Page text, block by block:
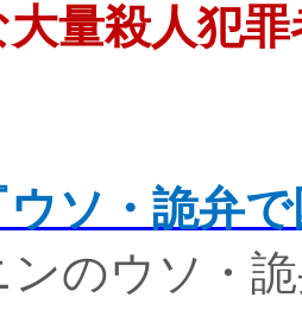
量殺人犯
ウソ・詭弁
ンのウソ・